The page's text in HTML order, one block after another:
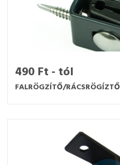
490 Ft - tól
FALRÖGZÍTŐ/RÁCSRÖGÍZTŐ